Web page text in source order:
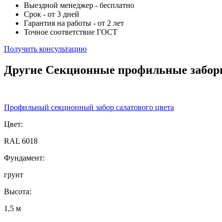
Выездной менеджер - бесплатно
Срок - от 3 дней
Гарантия на работы - от 2 лет
Точное соответствие ГОСТ
Получить консультацию
Другие Секционные профильные
Профильный секционный забор салатового цвета
Цвет:
RAL 6018
Фундамент:
грунт
Высота:
1,5 м